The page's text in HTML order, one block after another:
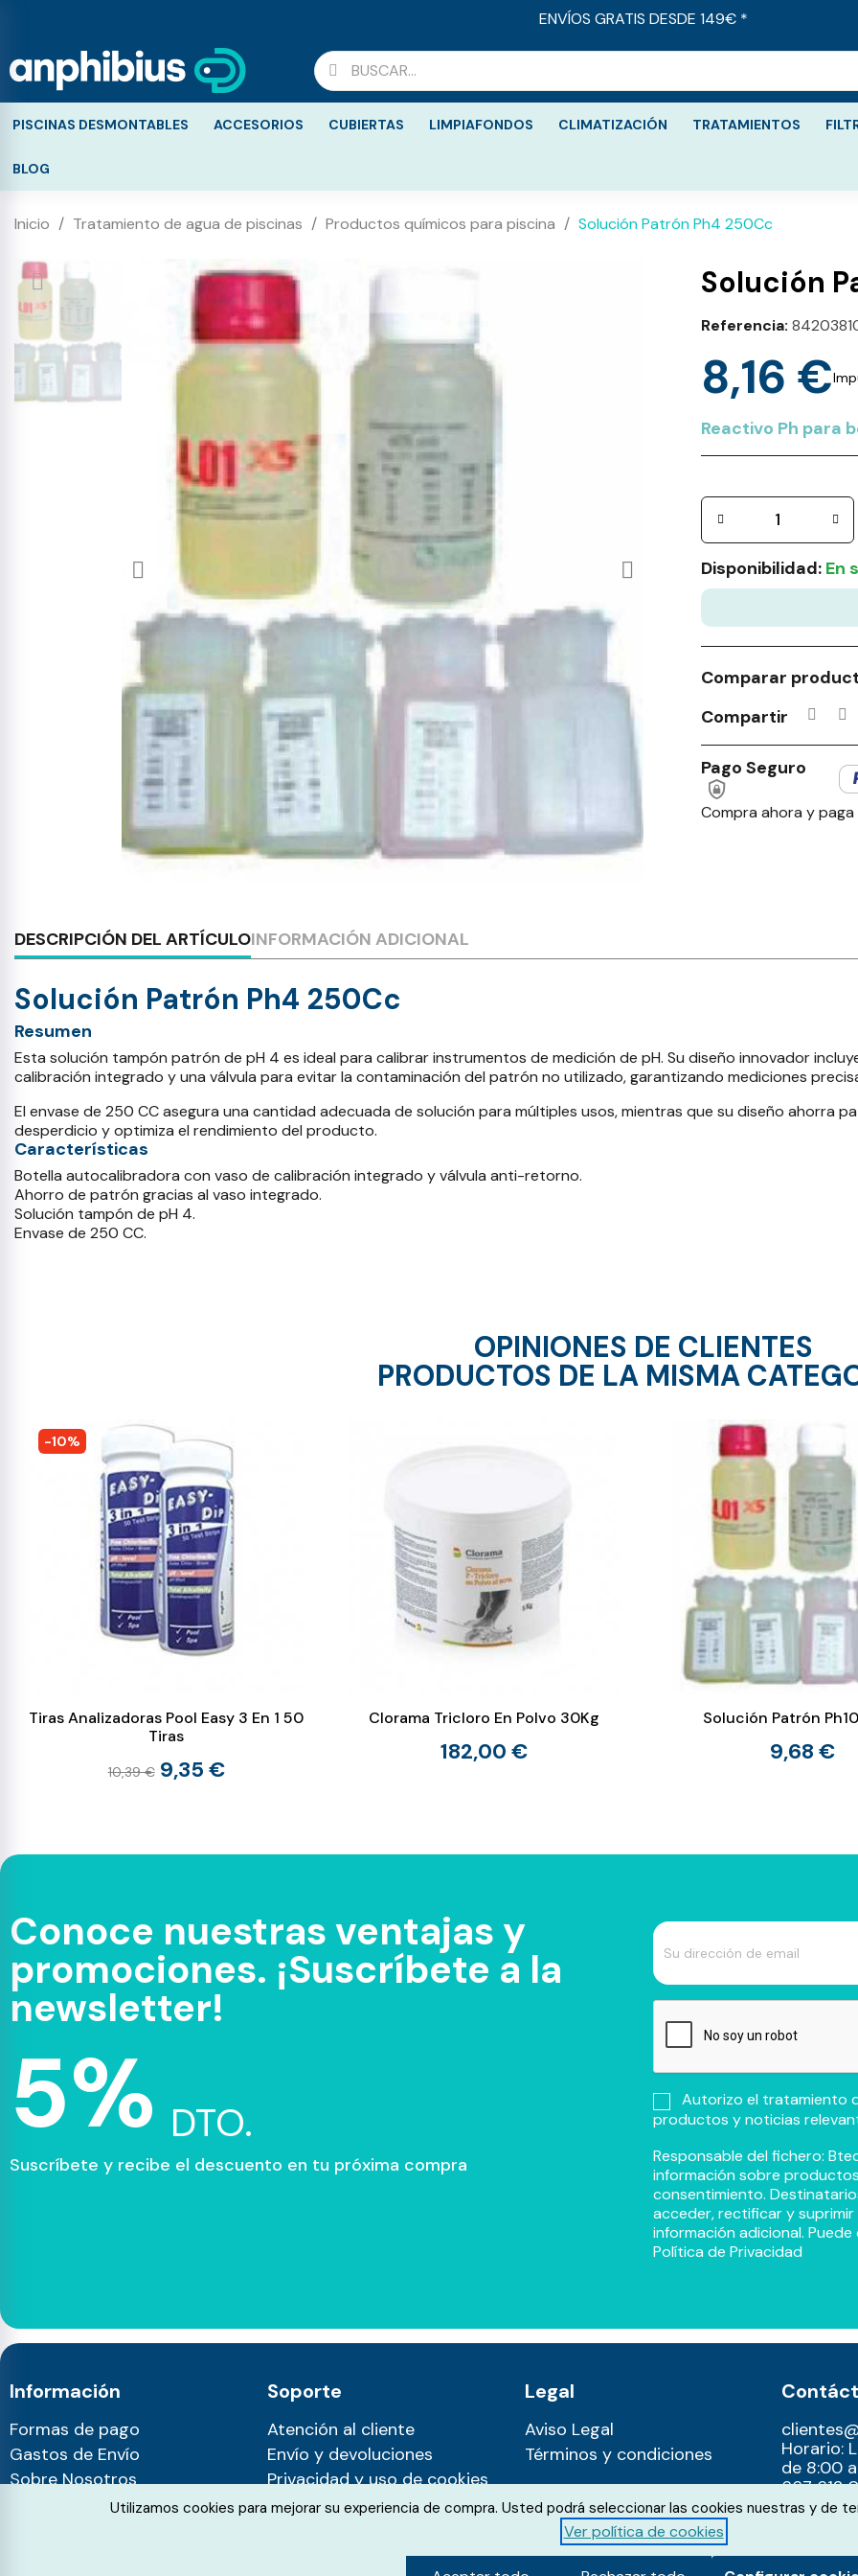
ENVÍOS GRATIS DESDE 149€ *
PISCINAS DESMONTABLES ACCESORIOS CUBIERTAS LIMPIAFONDOS CLIMATIZACIÓN TRATAMIENTOS
BLOG
Inicio Tratamiento de agua de piscinas Productos químicos para piscina Solución Patrón Ph4 250Cc
Solución
Referencia
8,16 €
Reactivo Ph para
Disponibilidad: En
Comparar
Compartir
Pago Seguro
Compra ahora y
DESCRIPCIÓN DEL ARTÍCULOINFORMACIÓN ADICIONAL
Solución Patrón Ph4 250Cc
Resumen
Esta solución tampón patrón de pH 4 es ideal para calibrar instrumentos de medición de pH. Su diseño innovador
calibración integrado y una válvula para evitar la contaminación del patrón no utilizado, garantizando mediciones
El envase de 250 CC asegura una cantidad adecuada de solución para múltiples usos, mientras que su diseño ahorra
desperdicio y optimiza el rendimiento del producto.
Características
Botella autocalibradora con vaso de calibración integrado y válvula anti-retorno.
Ahorro de patrón gracias al vaso integrado.
Solución tampón de pH 4.
Envase de 250 CC.
OPINIONES DE CLIENTES
PRODUCTOS DE LA MISMA
-10%
Tiras Analizadoras Pool Easy 3 En 1 50
Tiras
10,39 € 9,35 €
Clorama Tricloro En Polvo 30Kg
182,00 €
Solución Patrón
9,68 €
Conoce nuestras ventajas y
promociones. ¡Suscríbete a la
newsletter!
5% DTO.
Suscríbete y recibe el descuento en tu próxima compra
Autorizo el tratamiento
productos y noticias
Responsable del fichero:
información sobre
consentimiento.
acceder, rectificar y
información adicional.
Política de Privacidad
Información
Formas de pago
Gastos de Envío
Sobre Nosotros
Soporte
Atención al cliente
Envío y devoluciones
Privacidad y uso de cookies
Legal
Aviso Legal
Términos y condiciones
Horario:
de 8:00
667 612
Cookie Consent
Utilizamos cookies para mejorar su experiencia de compra. Usted podrá seleccionar las cookies nuestras y de
Ver política de cookies